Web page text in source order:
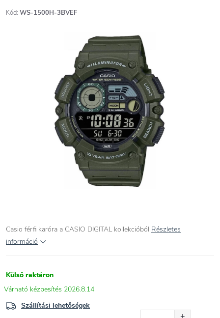
Kód: WS-1500H-3BVEF
Casio férfi karóra a CASIO DIGITAL kollekcióból Részletes
információ
Külső raktáron
2026.8.14
Szállítási lehetőségek